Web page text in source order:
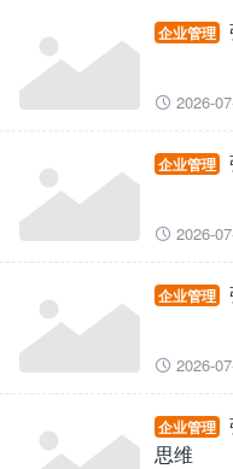
企业管理
 2026-
企业管理
 2026-
企业管理
 2026-
企业管理
思维